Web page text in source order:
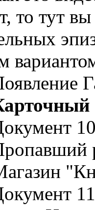
то тут